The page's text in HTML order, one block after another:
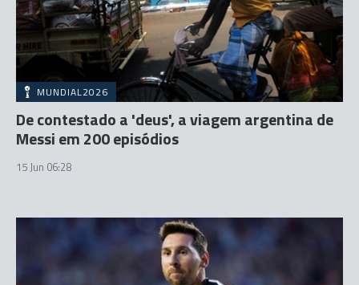
MUNDIAL2026
De contestado a 'deus', a viagem argentina de
Messi em 200 episódios
15 Jun 06:28